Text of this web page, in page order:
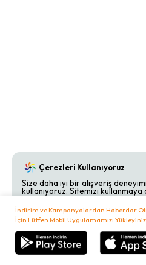
İndirim ve Kampanyalardan Haberdar
İçin Lütfen Mobil Uygulamamızı Yükleyiniz
Sepetim
Çerezleri Kullanıyoruz
Size daha iyi bir alışveriş
kullanıyoruz. Sitemizi
Politikamızı kabul etmiş
Çerez Politikamızı
Kabul Et